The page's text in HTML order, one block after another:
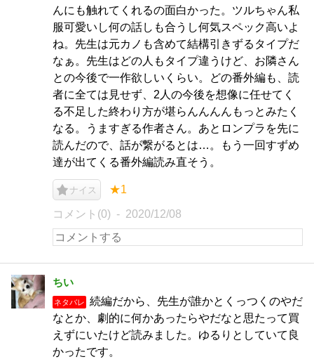
んにも触れてくれるの面白かった。ツルちゃん私
服可愛いし何の話しも合うし何気スペック高いよ
ね。先生は元カノも含めて結構引きずるタイプだ
なぁ。先生はどの人もタイプ違うけど、お隣さん
との今後で一作欲しいくらい。どの番外編も、読
者に全ては見せず、2人の今後を想像に任せてく
る不足した終わり方が堪らんんんんもっとみたく
なる。うますぎる作者さん。あとロンプラを先に
読んだので、話が繋がるとは…。もう一回すずめ
達が出てくる番外編読み直そう。
ナイス ★1
コメント(0) 2020/12/08
ちい
ネタバレ
続編だから、先生が誰かとくっつくのやだ
なとか、劇的に何かあったらやだなと思たって買
えずにいたけど読みました。ゆるりとしていて良
かったです。